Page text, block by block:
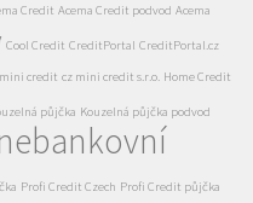
Credit Acema Credit podvod Acema
Cool Credit CreditPortal CreditPortal.cz
credit cz mini credit s.r.o. Home Credit
půjčka Kouzelná půjčka podvod
Profi Credit Czech Profi Credit půjčka